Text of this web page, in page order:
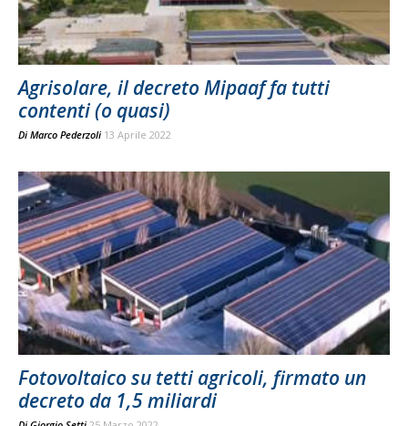
Agrisolare, il decreto Mipaaf fa tutti
contenti (o quasi)
Di Marco Pederzoli 13 Aprile 2022
Fotovoltaico su tetti agricoli, firmato un
decreto da 1,5 miliardi